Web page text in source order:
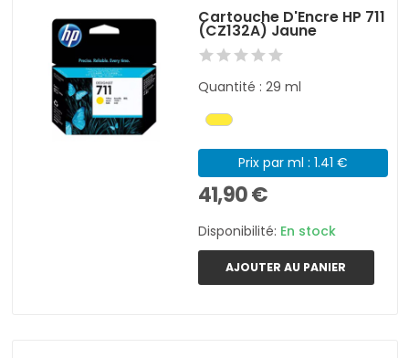
Cartouche D'Encre HP 711
(CZ132A) Jaune
Quantité : 29 ml
Prix par ml : 1.41 €
41,90 €
Disponibilité: En stock
AJOUTER AU PANIER